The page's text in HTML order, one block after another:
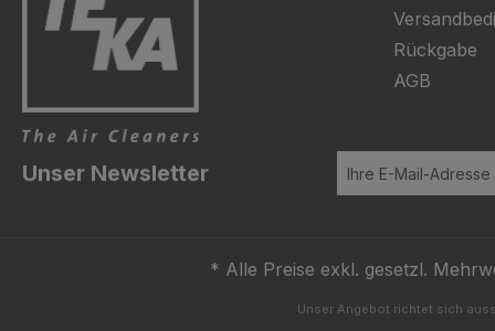
Rückgabe
AGB
Unser Newsletter
* Alle Preise exkl. gesetzl.
Unser Angebot richtet sich